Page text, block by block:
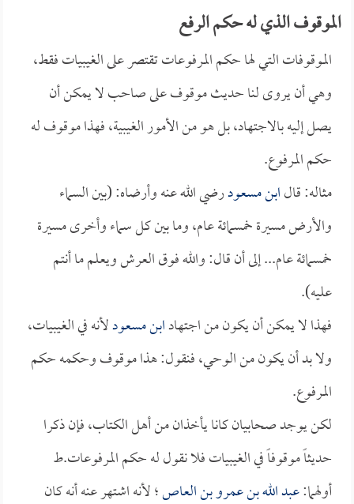
الموقوف الذي له حكم الرفع
الموقوفات التي لها حكم المرفوعات تقتصر على الغيبيات فقط،
وهي أن يروى لنا حديث موقوف على صاحب لا يمكن أن
يصل إليه بالاجتهاد، بل هو من الأمور الغيبية، فهذا موقوف له
حكم المرفوع.
مثاله: قالابن مسعودرضي الله عنه وأرضاه: (بين السماء
والأرض مسيرة خمسمائة عام، وما بين كل سماء وأخرى مسيرة
خمسمائة عام... إلى أن قال: والله فوق العرش ويعلم ما أنتم
عليه).
فهذا لا يمكن أن يكون من اجتهادابن مسعودلأنه في الغيبيات،
ولا بد أن يكون من الوحي، فنقول: هذا موقوف وحكمه حكم
المرفوع.
لكن يوجد صحابيان كانا يأخذان من أهل الكتاب، فإن ذكرا
حديثاً موقوفاً في الغيبيات فلا نقول له حكم المرفوعات.ط
أولهما:عبد الله بن عمرو بن العاص؛ لأنه اشتهر عنه أنه كان